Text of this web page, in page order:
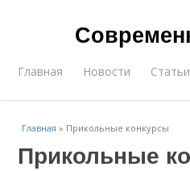
Главная Новости Статьи
Главная » Прикольные конкурсы
Прикольные